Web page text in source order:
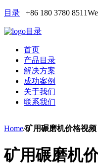
目录 +86 180 3780 8511
目录
首页
产品目录
解决方案
成功案例
关于我们
联系我们
Home/矿用碾磨机价格视频
矿用碾磨机